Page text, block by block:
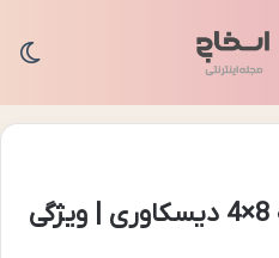
رول ضد تعریق مردانه 8×4 دیسکاوری | ویژگی